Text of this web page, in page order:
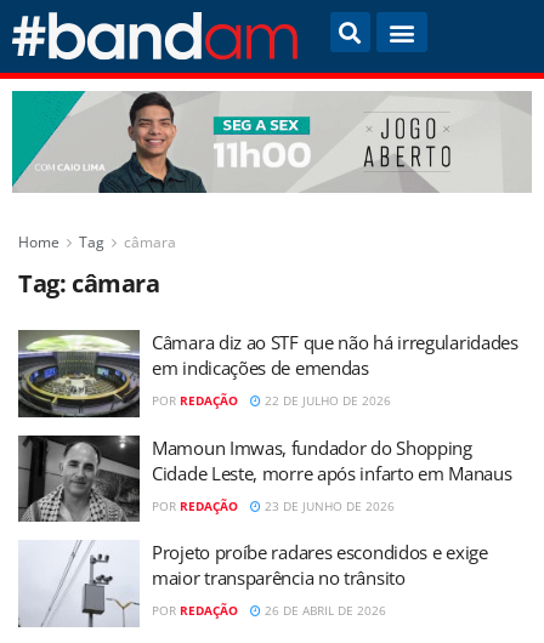
Home Tag câmara
Tag: câmara
Câmara diz ao STF que não há irregularidades
em indicações de emendas
POR REDAÇÃO 22 DE JULHO DE 2026
Mamoun Imwas, fundador do Shopping
Cidade Leste, morre após infarto em Manaus
POR REDAÇÃO 23 DE JUNHO DE 2026
Projeto proíbe radares escondidos e exige
maior transparência no trânsito
POR REDAÇÃO 26 DE ABRIL DE 2026